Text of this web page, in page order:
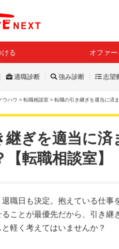
る オファ
適職診断 強み診断 志望
ウハウ > 転職相談室 > 転職の引き継ぎを適当に済
継ぎを適当に
転職相談室】
職日も決定。抱えている仕事
ことが最優先だから、引き継
軽く考えてはいませんか？